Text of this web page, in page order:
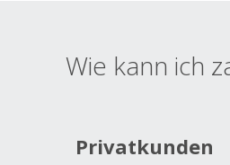
Wie kann ich
Privatkunden